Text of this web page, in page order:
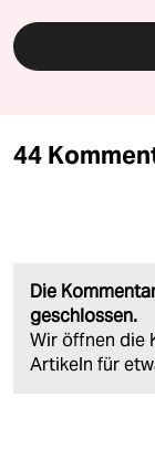
44
Die
geschlossen.
Wir öffnen die
Artikeln für